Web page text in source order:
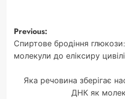
Post
navigation
Previous:
Спиртове бродіння
молекули до еліксиру
Яка речовина зберігає
ДНК як